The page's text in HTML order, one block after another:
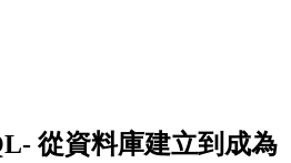
從資料庫建立到成為